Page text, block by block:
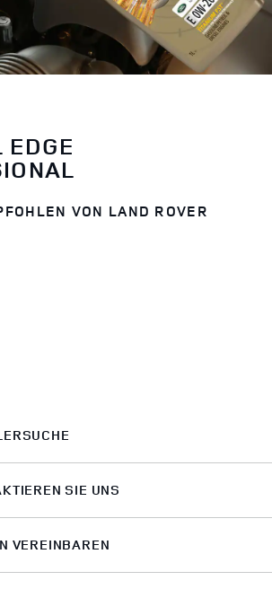
EDGE
VON LAND ROVER
SIE UNS
VEREINBAREN